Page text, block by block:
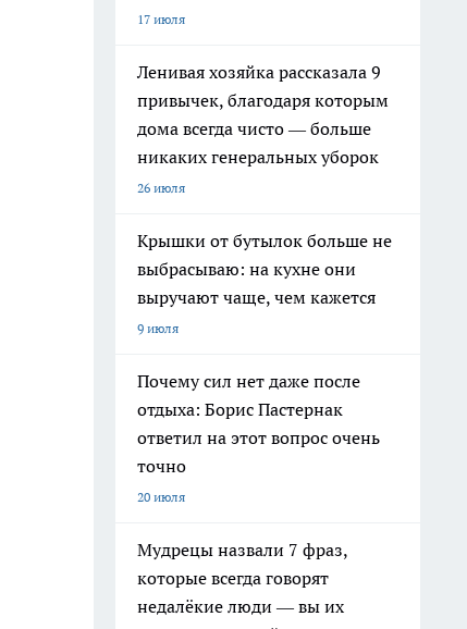
17 июля
Ленивая хозяйка рассказала 9
привычек, благодаря которым
дома всегда чисто — больше
никаких генеральных уборок
26 июля
Крышки от бутылок больше не
выбрасываю: на кухне они
выручают чаще, чем кажется
9 июля
Почему сил нет даже после
отдыха: Борис Пастернак
ответил на этот вопрос очень
точно
20 июля
Мудрецы назвали 7 фраз,
которые всегда говорят
недалёкие люди — вы их